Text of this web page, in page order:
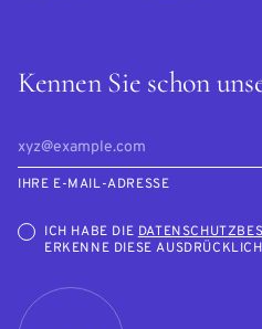
Kennen Sie schon
IHRE E-MAIL-ADRESSE
ICH HABE DIE
ERKENNE DIESE